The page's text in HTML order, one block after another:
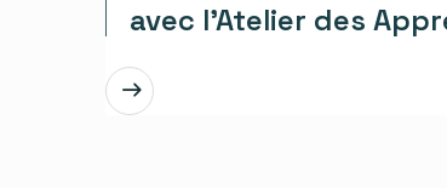
avec l’Atelier des